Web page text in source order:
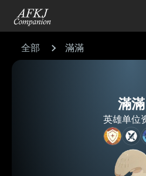
全部 滿滿
滿滿
英雄单位